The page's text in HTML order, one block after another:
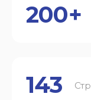
200+
143